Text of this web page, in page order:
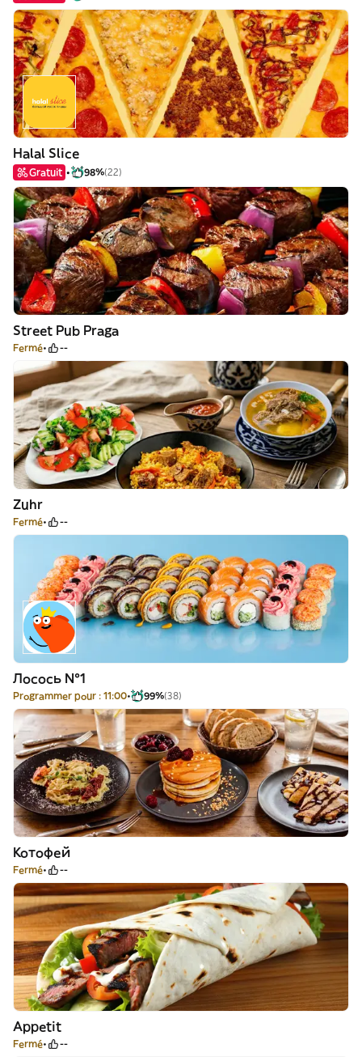
Halal Slice
Gratuit 98%(22)
Street Pub Praga
Fermé --
Zuhr
Fermé --
Лосось №1
Programmer pour : 11:00 99%(38)
Котофей
Fermé --
Appetit
Fermé --